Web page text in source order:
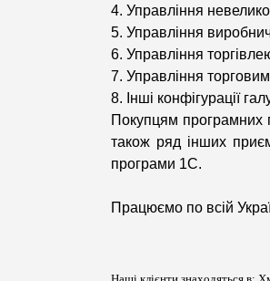
4. Управління
5. Управління
6. Управління
7. Управління
8. Інші конфігурації
Покупцям програмних
також ряд інших
програми 1С.
Працюємо по всій